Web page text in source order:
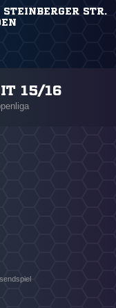
STR.
15/16